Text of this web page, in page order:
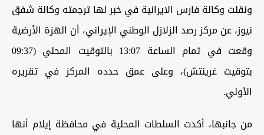
ونقلت وكالة فارس الايرانية في خبر لها ترجمته وكالة شفق
نيوز، عن مركز رصد الزلازل الوطني الإيراني، أن الهزة الأرضية
وقعت في تمام الساعة 13:07 بالتوقيت المحلي (09:37
بتوقيت غرينتش)، وعلى عمق حدده المركز في تقريره
الأولي.
من جانبها، أكدت السلطات المحلية في محافظة إيلام أنها